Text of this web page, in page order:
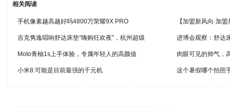
相关阅读
手机像素越高越好吗4800万荣耀9X PRO 【加盟新风向·加
吉克隽逸唱响舒达床垫“嗨购狂欢夜”，杭州超级 进博会观察：舒达
Moto青柚1s上手体验，专属年轻人的高颜值 肉眼可见的帅气，
小米8:可能是目前最强的千元机 这个暑假哪个拍照